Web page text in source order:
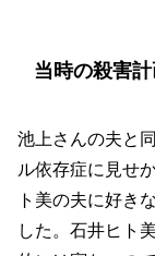
当時の殺害
池上さんの夫と
ル依存症に見せ
ト美の夫に好き
した。石井ヒト